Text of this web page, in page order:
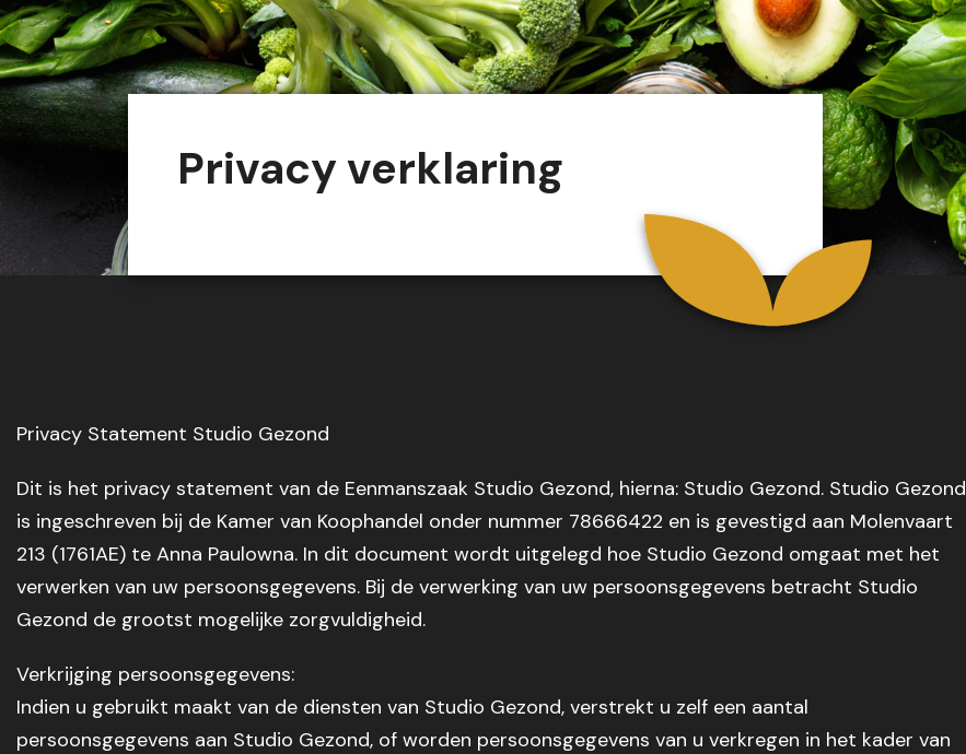
Privacy verklaring
Privacy Statement Studio Gezond
Dit is het privacy statement van de Eenmanszaak Studio Gezond, hierna: Studio Gezond. Studio Gezond
is ingeschreven bij de Kamer van Koophandel onder nummer 78666422 en is gevestigd aan Molenvaart
213 (1761AE) te Anna Paulowna. In dit document wordt uitgelegd hoe Studio Gezond omgaat met het
verwerken van uw persoonsgegevens. Bij de verwerking van uw persoonsgegevens betracht Studio
Gezond de grootst mogelijke zorgvuldigheid.
Verkrijging persoonsgegevens:
Indien u gebruikt maakt van de diensten van Studio Gezond, verstrekt u zelf een aantal
persoonsgegevens aan Studio Gezond, of worden persoonsgegevens van u verkregen in het kader van